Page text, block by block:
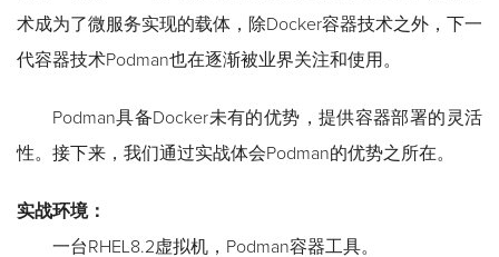
术成为了微服务实现的载体，除Docker容器技术之外，下一
代容器技术Podman也在逐渐被业界关注和使用。
Podman具备Docker未有的优势，提供容器部署的灵活
性。接下来，我们通过实战体会Podman的优势之所在。
实战环境：
一台RHEL8.2虚拟机，Podman容器工具。